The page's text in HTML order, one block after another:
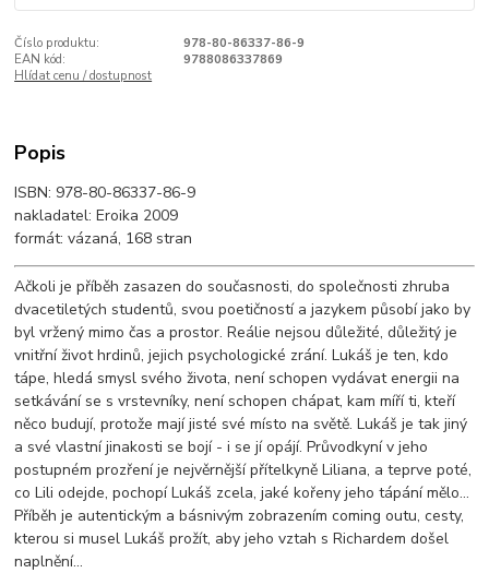
Číslo produktu:
978-80-86337-86-9
EAN kód:
9788086337869
Hlídat cenu / dostupnost
Popis
ISBN: 978-80-86337-86-9
nakladatel: Eroika 2009
formát: vázaná, 168 stran
Ačkoli je příběh zasazen do současnosti, do společnosti zhruba
dvacetiletých studentů, svou poetičností a jazykem působí jako by
byl vržený mimo čas a prostor. Reálie nejsou důležité, důležitý je
vnitřní život hrdinů, jejich psychologické zrání. Lukáš je ten, kdo
tápe, hledá smysl svého života, není schopen vydávat energii na
setkávání se s vrstevníky, není schopen chápat, kam míří ti, kteří
něco budují, protože mají jisté své místo na světě. Lukáš je tak jiný
a své vlastní jinakosti se bojí - i se jí opájí. Průvodkyní v jeho
postupném prozření je nejvěrnější přítelkyně Liliana, a teprve poté,
co Lili odejde, pochopí Lukáš zcela, jaké kořeny jeho tápání mělo...
Příběh je autentickým a básnivým zobrazením coming outu, cesty,
kterou si musel Lukáš prožít, aby jeho vztah s Richardem došel
naplnění...